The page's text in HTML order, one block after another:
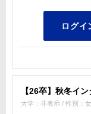
【26卒】秋冬イ
大学：非表示 / 性別：